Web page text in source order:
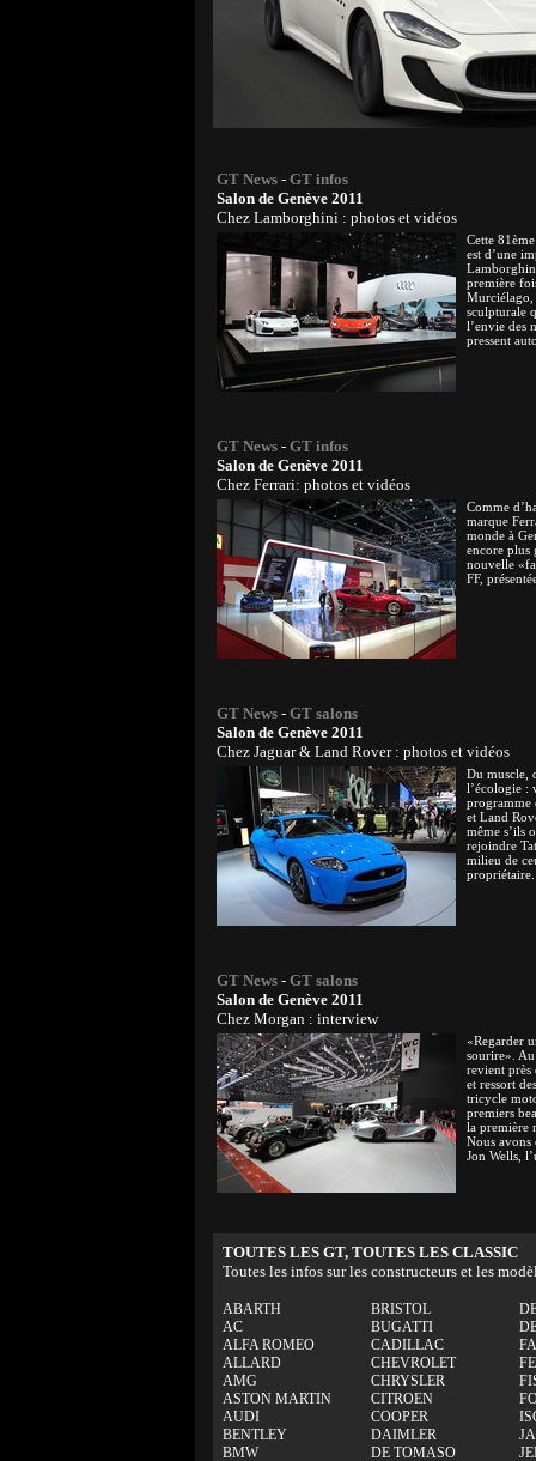
GT News - GT infos
Salon de Genève 2011
Chez Lamborghini : photos et vidéos
Cette
est d’une
première
Murciélago,
sculpturale
l’envie des
pressent
GT News - GT infos
Salon de Genève 2011
Chez Ferrari: photos et vidéos
Comme
marque
monde à
encore plus
nouvelle
FF,
GT News - GT salons
Salon de Genève 2011
Chez Jaguar & Land Rover : photos et vidéos
Du muscle,
l’écologie :
programme
et Land
même s’ils
rejoindre
milieu de
propriétaire.
GT News - GT salons
Salon de Genève 2011
Chez Morgan : interview
«Regarder
sourire».
revient près
et ressort
tricycle
premiers
la première
Nous avons
Jon Wells,
TOUTES LES GT, TOUTES LES CLASSIC
Toutes les infos sur les constructeurs et les
ABARTH
AC
ALFA ROMEO
ALLARD
AMG
ASTON MARTIN
AUDI
BENTLEY
BMW
BRISTOL
BUGATTI
CADILLAC
CHEVROLET
CHRYSLER
CITROEN
COOPER
DAIMLER
DE TOMASO